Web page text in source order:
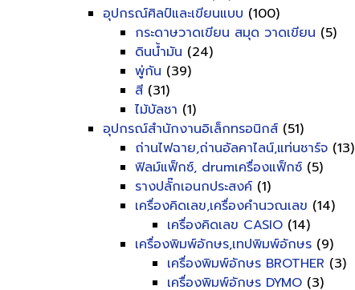
อุปกรณ์ศิลป์และเขียนแบบ (100)
กระดาษวาดเขียน สมุด วาดเขียน (5)
ดินน้ำมัน (24)
พู่กัน (39)
สี (31)
ไม้บัลชา (1)
อุปกรณ์สำนักงานอิเล็กทรอนิกส์ (51)
ถ่านไฟฉาย,ถ่านอัลคาไลน์,แท่นชาร์จ (13)
ฟิลม์แฟ็กซ์, drumเครื่องแฟ็กซ์ (5)
รางปลั๊กเอนกประสงค์ (1)
เครื่องคิดเลข,เครื่องคำนวณเลข (14)
เครื่องคิดเลข CASIO (14)
เครื่องพิมพ์อักษร,เทปพิมพ์อักษร (9)
เครื่องพิมพ์อักษร BROTHER (3)
เครื่องพิมพ์อักษร DYMO (3)